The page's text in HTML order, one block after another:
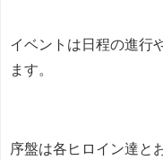
イベントは日程の進行
ます。
序盤は各ヒロイン達と